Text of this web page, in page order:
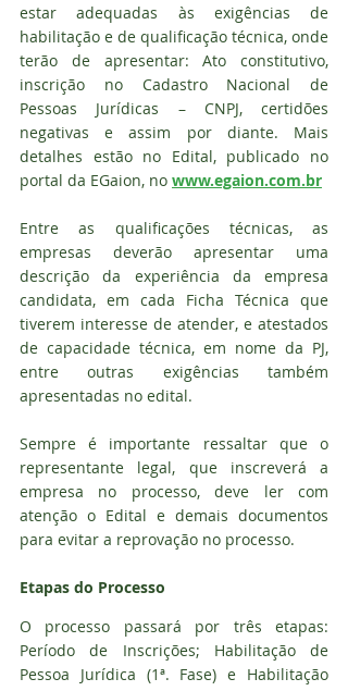
estar adequadas às exigências de
habilitação e de qualificação técnica, onde
terão de apresentar: Ato constitutivo,
inscrição no Cadastro Nacional de
Pessoas Jurídicas – CNPJ, certidões
negativas e assim por diante. Mais
detalhes estão no Edital, publicado no
portal da EGaion, no www.egaion.com.br
Entre as qualificações técnicas, as
empresas deverão apresentar uma
descrição da experiência da empresa
candidata, em cada Ficha Técnica que
tiverem interesse de atender, e atestados
de capacidade técnica, em nome da PJ,
entre outras exigências também
apresentadas no edital.
Sempre é importante ressaltar que o
representante legal, que inscreverá a
empresa no processo, deve ler com
atenção o Edital e demais documentos
para evitar a reprovação no processo.
Etapas do Processo
O processo passará por três etapas:
Período de Inscrições; Habilitação de
Pessoa Jurídica (1ª. Fase) e Habilitação